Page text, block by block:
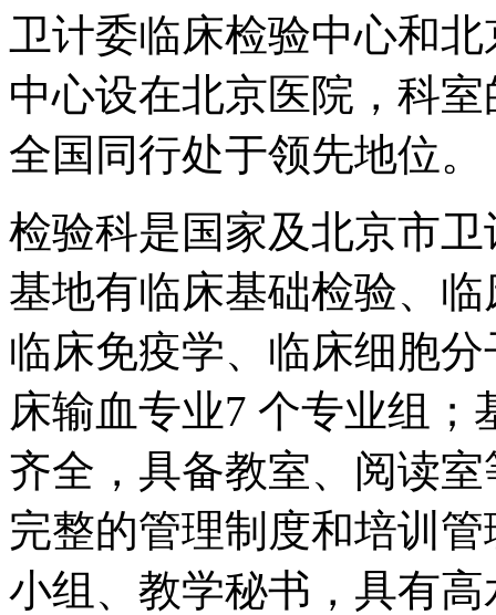
卫计委临床检验中心和
中心设在北京医院，科
全国同行处于领先地位。
检验科是国家及北京市
基地有临床基础检验、
临床免疫学、临床细胞
床输血专业7 个专业组
齐全，具备教室、阅读
完整的管理制度和培训
小组、教学秘书，具有